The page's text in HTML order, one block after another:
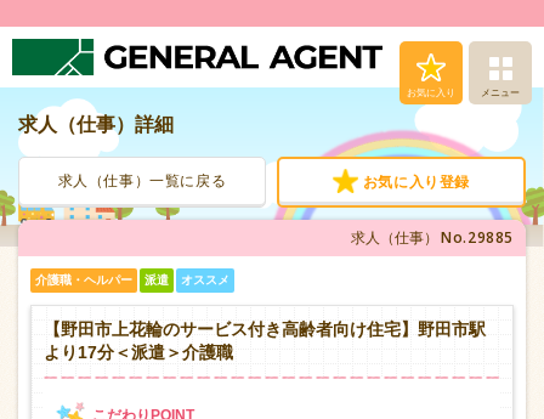
お気に入り メニュー
人材派遣サービス
転職支援サービス
登録から就業まで
求人（仕事）詳細
求人（仕事）一覧に戻る お気に入り登録
求人（仕事） No.29885
介護職・ヘルパー 派遣 オススメ
【野田市上花輪のサービス付き高齢者向け住宅】野田市駅
より17分＜派遣＞介護職